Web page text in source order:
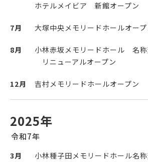
ホテルメイビア 新館オープン
7月 大塚中央メモリードホールオープ
8月
小林赤坂メモリードホール 名称
リニューアルオープン
12月 吉村メモリードホールオープン
2025年
令和7年
3月
小林種子田メモリードホール名